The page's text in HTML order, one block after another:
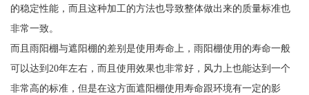
的稳定性能，而且这种加工的方法也导致整体做出来的质量标准也
非常一致。
而且雨阳棚与遮阳棚的差别是使用寿命上，雨阳棚使用的寿命一般
可以达到20年左右，而且使用效果也非常好，风力上也能达到一个
非常高的标准，但是在这方面遮阳棚使用寿命跟环境有一定的影